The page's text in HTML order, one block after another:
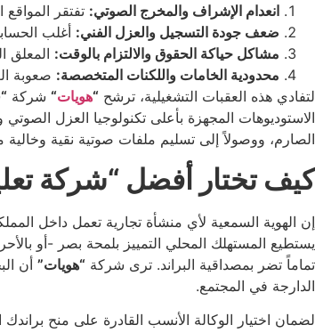
انعدام الإشراف والمخرج الصوتي: تفتقر
ضعف جودة التسجيل والعزل الفني: أغلب
مشاكل حياكة الحقوق والالتزام بالوقت: المعلق
محدودية الخامات واللكنات المتخصصة: صعوبة
لتفادي هذه العقبات التشغيلية، ترشح “هويات“ شركة
الاستوديوهات المجهزة بأعلى تكنولوجيا العزل
الصارم، ووصولاً إلى تسليم ملفات صوتية نقية وخالية
كيف تختار أفضل “شركة
إن الهوية السمعية لأي منشأة تجارية تعمل داخل
يستطيع المستهلك المحلي التمييز بلمحة بصر -أو
تماماً تضر بمصداقية البراند. ترى شركة “هويات” أن
الدارجة في المجتمع.
لضمان اختيار الوكالة الأنسب القادرة على منح براندك